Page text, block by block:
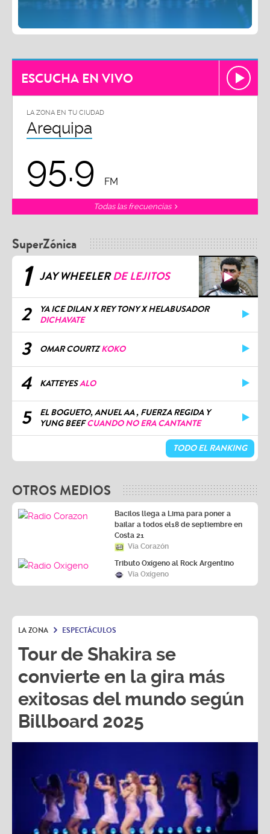
ESCUCHA EN VIVO
LA ZONA EN TU CIUDAD
Arequipa
95.9 FM
Todas las frecuencias
SuperZónica
1 JAY WHEELERDE LEJITOS
2
YA ICE DILAN X REY TONY X HELABUSADOR
DICHAVATE
3 OMAR COURTZKOKO
4 KATTEYESALO
5
EL BOGUETO, ANUEL AA , FUERZA REGIDA Y
YUNG BEEFCUANDO NO ERA CANTANTE
TODO EL RANKING
OTROS MEDIOS
Bacilos llega a Lima para poner a
bailar a todos el18 de septiembre en
Costa 21
Vía Corazón
Tributo Oxígeno al Rock Argentino
Vía Oxígeno
LA ZONA ESPECTÁCULOS
Tour de Shakira se
convierte en la gira más
exitosas del mundo según
Billboard 2025